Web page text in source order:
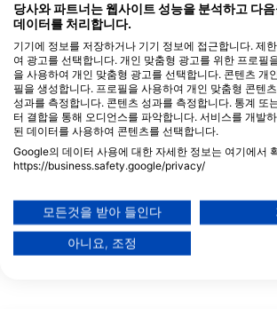
SAMOS DIVE CENTER Anthony Nicolaides, 83103
PYTHAGOREIO
Kyriakou(★3.9)
이 사이트는 작은 협곡과 동굴이있는 멋진
바위 풍경이 있습니다. 이 사이트는 초보자
와 숙련 된 다이버에게 적합합니다. 최대. 수
심은 20m입니다. 2개의 다이빙 사이트를 이
당사와 파트너는 웹사이트 성능을 분석하고 다
데이터를 처리합니다.
기기에 정보를 저장하거나 기기 정보에 접근합니다. 제
여 광고를 선택합니다. 개인 맞춤형 광고를 위한 프로필
을 사용하여 개인 맞춤형 광고를 선택합니다. 콘텐츠 개
필을 생성합니다. 프로필을 사용하여 개인 맞춤형 콘텐
성과를 측정합니다. 콘텐츠 성과를 측정합니다. 통계 또
터 결합을 통해 오디언스를 파악합니다. 서비스를 개발
된 데이터를 사용하여 콘텐츠를 선택합니다.
Google의 데이터 사용에 대한 자세한 정보는 여기에서
https://business.safety.google/privacy/
귀하의 동의와 cookie 정책은 이 웹사이트/앱에만 적용
파트너 목록 보기 (1 IAB 벤더)
당사는 귀하의 데이터를 다음 목적으로 사용합니다:
모든것을 받아 들인다
아니요, 조정